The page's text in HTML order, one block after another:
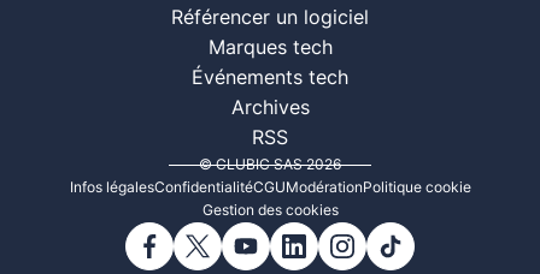
Référencer un logiciel
Marques tech
Événements tech
Archives
RSS
© CLUBIC SAS 2026
Infos légalesConfidentialitéCGUModérationPolitique cookie
Gestion des cookies